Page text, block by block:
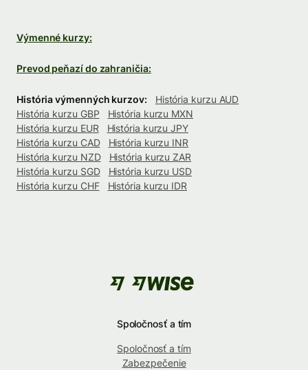
Výmenné kurzy:
Prevod peňazí do zahraničia:
História výmenných kurzov:
História kurzu AUD
História kurzu GBP
História kurzu MXN
História kurzu EUR
História kurzu JPY
História kurzu CAD
História kurzu INR
História kurzu NZD
História kurzu ZAR
História kurzu SGD
História kurzu USD
História kurzu CHF
História kurzu IDR
Spoločnosť a tím
Spoločnosť a tím
Zabezpečenie